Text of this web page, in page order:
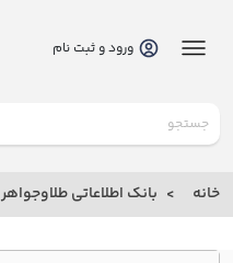
بانک
بانک
اطلاعاتی
ورود و ثبت نام
خانه بانک اطلاعاتی طلاوجواهر